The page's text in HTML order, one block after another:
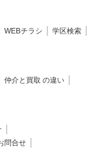
WEBチラシ
学区検索
仲介と買取 の違い
問合せ